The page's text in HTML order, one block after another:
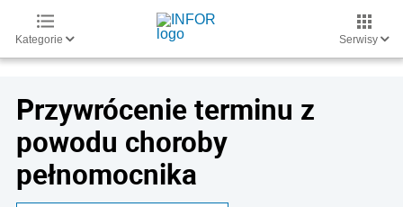
Kategorie Serwisy
Przywrócenie terminu z
powodu choroby
pełnomocnika